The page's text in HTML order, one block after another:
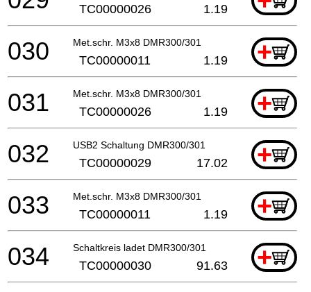
TC00000026 1.19
Met.schr. M3x8 DMR300/301 +
030 TC00000011 1.19
Met.schr. M3x8 DMR300/301 +
031 TC00000026 1.19
USB2 Schaltung DMR300/301 +
032 TC00000029 17.02
Met.schr. M3x8 DMR300/301 +
033 TC00000011 1.19
Schaltkreis ladet DMR300/301 +
034 TC00000030 91.63